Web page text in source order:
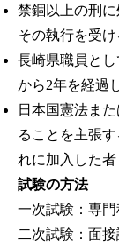
禁錮以上の刑
その執行を受
長崎県職員と
から2年を経過
日本国憲法ま
ることを主張
れに加入した者
試験の方法
一次試験：専
二次試験：面接